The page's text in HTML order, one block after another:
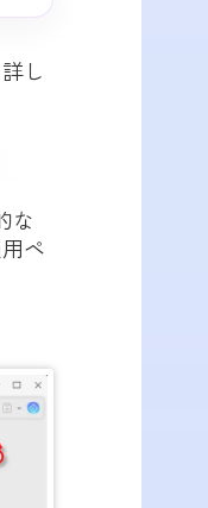
し
な
ペ